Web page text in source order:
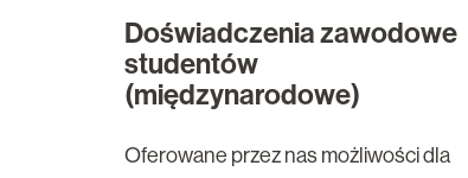
Doświadczenia zawodowe
studentów
(międzynarodowe)
Oferowane przez nas możliwości dla